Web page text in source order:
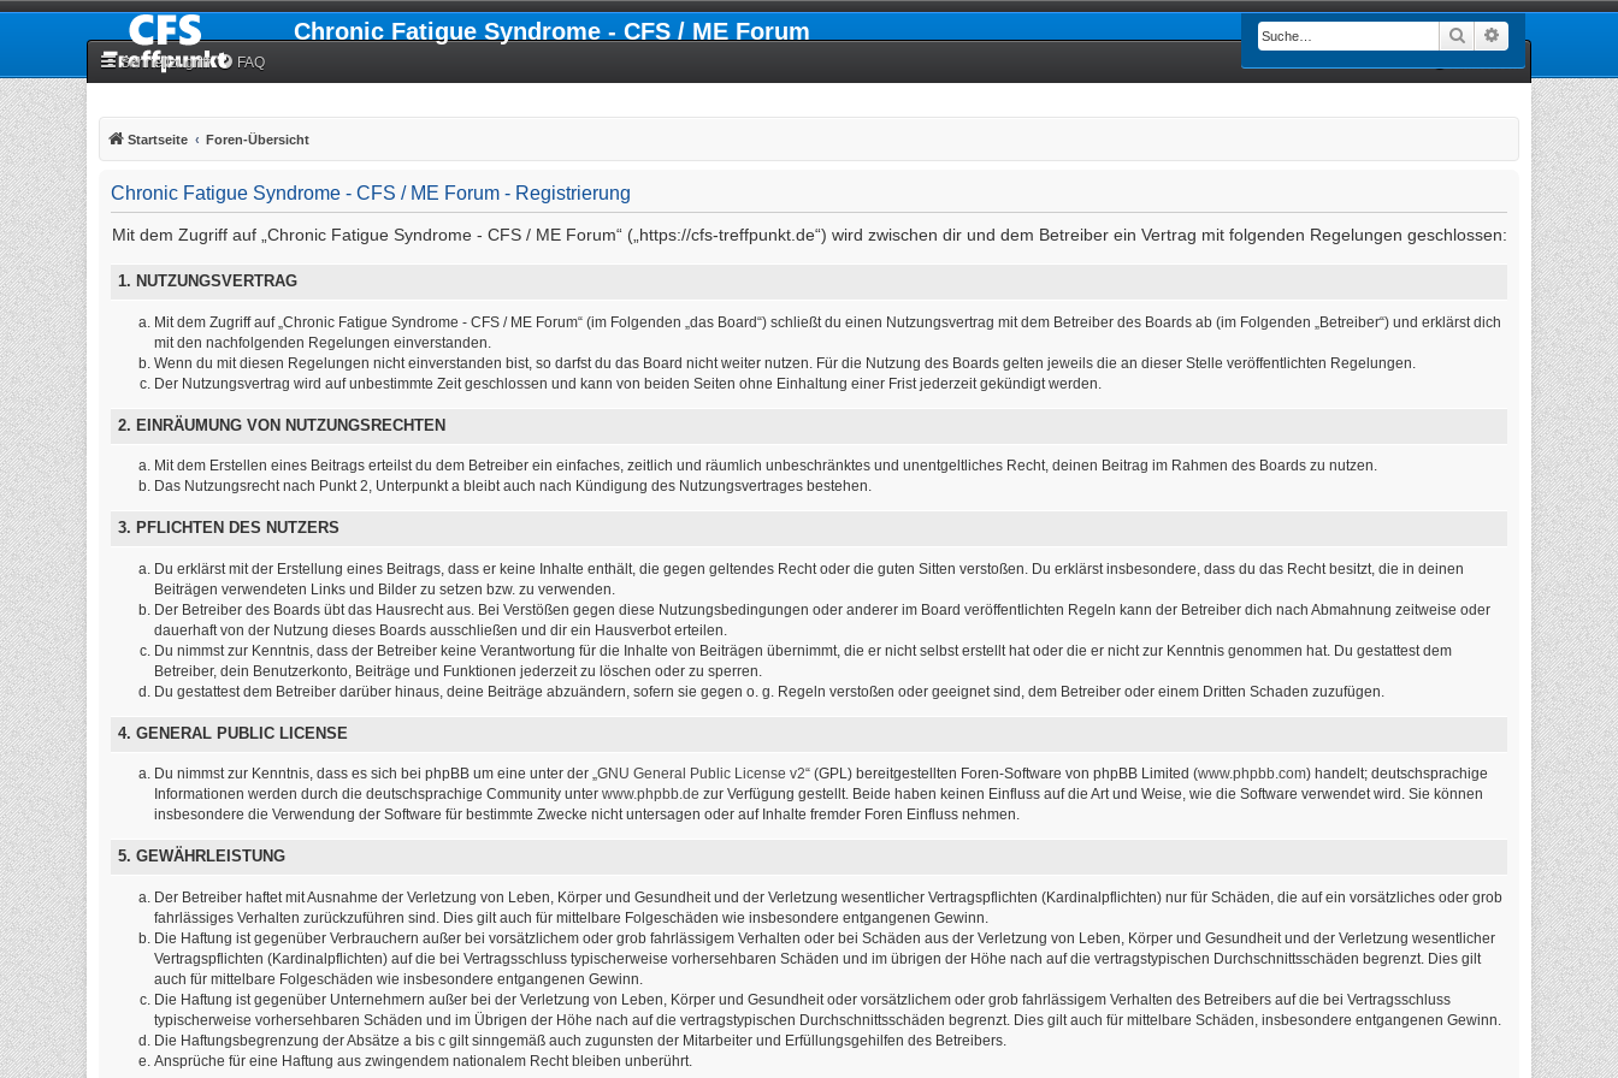
Chronic Fatigue Syndrome - CFS / ME Forum Suche
Schnellzugriff FAQ
Startseite Foren-Übersicht
Chronic Fatigue Syndrome - CFS / ME Forum - Registrierung
Mit dem Zugriff auf „Chronic Fatigue Syndrome - CFS / ME Forum“ („https://cfs-treffpunkt.de“) wird zwischen dir und dem Betreiber ein Vertrag mit folgenden Regelungen geschlossen:
1. NUTZUNGSVERTRAG
Mit dem Zugriff auf „Chronic Fatigue Syndrome - CFS / ME Forum“ (im Folgenden „das Board“) schließt du einen Nutzungsvertrag mit dem Betreiber des Boards ab (im Folgenden „Betreiber“) und erklärst dich
mit den nachfolgenden Regelungen einverstanden.
Wenn du mit diesen Regelungen nicht einverstanden bist, so darfst du das Board nicht weiter nutzen. Für die Nutzung des Boards gelten jeweils die an dieser Stelle veröffentlichten Regelungen.
Der Nutzungsvertrag wird auf unbestimmte Zeit geschlossen und kann von beiden Seiten ohne Einhaltung einer Frist jederzeit gekündigt werden.
2. EINRÄUMUNG VON NUTZUNGSRECHTEN
Mit dem Erstellen eines Beitrags erteilst du dem Betreiber ein einfaches, zeitlich und räumlich unbeschränktes und unentgeltliches Recht, deinen Beitrag im Rahmen des Boards zu nutzen.
Das Nutzungsrecht nach Punkt 2, Unterpunkt a bleibt auch nach Kündigung des Nutzungsvertrages bestehen.
3. PFLICHTEN DES NUTZERS
Du erklärst mit der Erstellung eines Beitrags, dass er keine Inhalte enthält, die gegen geltendes Recht oder die guten Sitten verstoßen. Du erklärst insbesondere, dass du das Recht besitzt, die in deinen
Beiträgen verwendeten Links und Bilder zu setzen bzw. zu verwenden.
Der Betreiber des Boards übt das Hausrecht aus. Bei Verstößen gegen diese Nutzungsbedingungen oder anderer im Board veröffentlichten Regeln kann der Betreiber dich nach Abmahnung zeitweise oder
dauerhaft von der Nutzung dieses Boards ausschließen und dir ein Hausverbot erteilen.
Du nimmst zur Kenntnis, dass der Betreiber keine Verantwortung für die Inhalte von Beiträgen übernimmt, die er nicht selbst erstellt hat oder die er nicht zur Kenntnis genommen hat. Du gestattest dem
Betreiber, dein Benutzerkonto, Beiträge und Funktionen jederzeit zu löschen oder zu sperren.
Du gestattest dem Betreiber darüber hinaus, deine Beiträge abzuändern, sofern sie gegen o. g. Regeln verstoßen oder geeignet sind, dem Betreiber oder einem Dritten Schaden zuzufügen.
4. GENERAL PUBLIC LICENSE
Du nimmst zur Kenntnis, dass es sich bei phpBB um eine unter der „GNU General Public License v2“ (GPL) bereitgestellten Foren-Software von phpBB Limited (www.phpbb.com) handelt; deutschsprachige
Informationen werden durch die deutschsprachige Community unter www.phpbb.de zur Verfügung gestellt. Beide haben keinen Einfluss auf die Art und Weise, wie die Software verwendet wird. Sie können
insbesondere die Verwendung der Software für bestimmte Zwecke nicht untersagen oder auf Inhalte fremder Foren Einfluss nehmen.
5. GEWÄHRLEISTUNG
Der Betreiber haftet mit Ausnahme der Verletzung von Leben, Körper und Gesundheit und der Verletzung wesentlicher Vertragspflichten (Kardinalpflichten) nur für Schäden, die auf ein vorsätzliches oder grob
fahrlässiges Verhalten zurückzuführen sind. Dies gilt auch für mittelbare Folgeschäden wie insbesondere entgangenen Gewinn.
Die Haftung ist gegenüber Verbrauchern außer bei vorsätzlichem oder grob fahrlässigem Verhalten oder bei Schäden aus der Verletzung von Leben, Körper und Gesundheit und der Verletzung wesentlicher
Vertragspflichten (Kardinalpflichten) auf die bei Vertragsschluss typischerweise vorhersehbaren Schäden und im übrigen der Höhe nach auf die vertragstypischen Durchschnittsschäden begrenzt. Dies gilt
auch für mittelbare Folgeschäden wie insbesondere entgangenen Gewinn.
Die Haftung ist gegenüber Unternehmern außer bei der Verletzung von Leben, Körper und Gesundheit oder vorsätzlichem oder grob fahrlässigem Verhalten des Betreibers auf die bei Vertragsschluss
typischerweise vorhersehbaren Schäden und im Übrigen der Höhe nach auf die vertragstypischen Durchschnittsschäden begrenzt. Dies gilt auch für mittelbare Schäden, insbesondere entgangenen Gewinn.
Die Haftungsbegrenzung der Absätze a bis c gilt sinngemäß auch zugunsten der Mitarbeiter und Erfüllungsgehilfen des Betreibers.
Ansprüche für eine Haftung aus zwingendem nationalem Recht bleiben unberührt.